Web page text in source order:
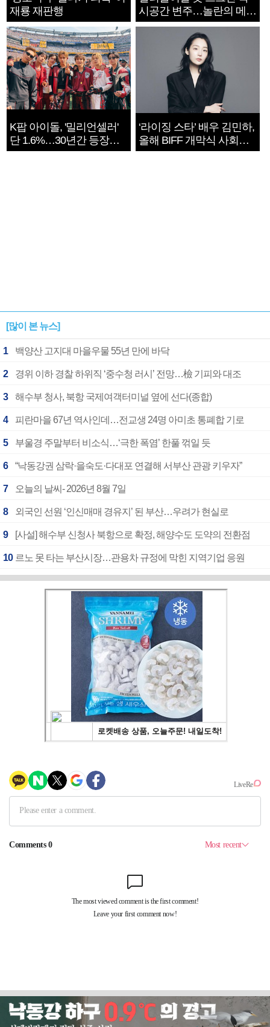
재룡 재판행
시공간 변주…놀란의 메시
지는 ‘전쟁 속죄’
K팝 아이돌, '밀리언셀러'
단 1.6%…30년간 등장
1182개팀 전수조사
‘라이징 스타’ 배우 김민하,
올해 BIFF 개막식 사회자
확정
[많이 본 뉴스]
1 백양산 고지대 마을우물 55년 만에 바닥
2 경위 이하 경찰 하위직 ‘중수청 러시’ 전망…檢 기피와 대조
3 해수부 청사, 북항 국제여객터미널 옆에 선다(종합)
4 피란마을 67년 역사인데…전교생 24명 아미초 통폐합 기로
5 부울경 주말부터 비소식…‘극한 폭염’ 한풀 꺾일 듯
6 “낙동강권 삼락·을숙도·다대포 연결해 서부산 관광 키우자”
7 오늘의 날씨- 2026년 8월 7일
8 외국인 선원 ‘인신매매 경유지’ 된 부산…우려가 현실로
9 [사설] 해수부 신청사 북항으로 확정, 해양수도 도약의 전환점
10 르노 못 타는 부산시장…관용차 규정에 막힌 지역기업 응원